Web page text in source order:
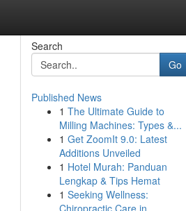
Search
Go
Published News
1 The Ultimate Guide to
Milling Machines: Types &...
1 Get ZoomIt 9.0: Latest
Additions Unveiled
1 Hotel Murah: Panduan
Lengkap & Tips Hemat
1 Seeking Wellness:
Chiropractic Care in